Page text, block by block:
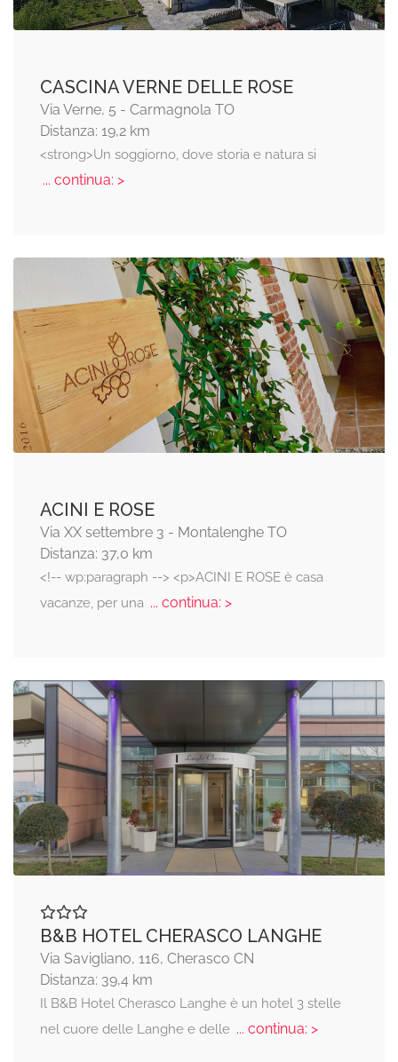
CASCINA VERNE DELLE ROSE
Via Verne, 5 - Carmagnola TO
Distanza: 19,2 km
<strong>Un soggiorno, dove storia e natura si
... continua: >
ACINI E ROSE
Via XX settembre 3 - Montalenghe TO
Distanza: 37,0 km
<!-- wp:paragraph --> <p>ACINI E ROSE è casa
vacanze, per una... continua: >
B&B HOTEL CHERASCO LANGHE
Via Savigliano, 116, Cherasco CN
Distanza: 39,4 km
Il B&B Hotel Cherasco Langhe è un hotel 3 stelle
nel cuore delle Langhe e delle... continua: >